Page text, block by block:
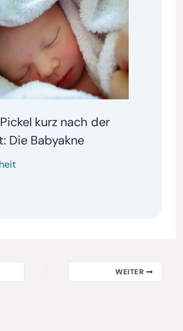
kurz nach der
Die Babyakne
WEITER